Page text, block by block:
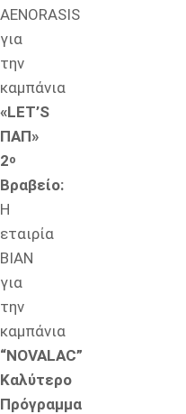
AENORASIS
για
την
καμπάνια
«LET’S
ΠΑΠ»
2ο
Βραβείο:
Η
εταιρία
ΒΙΑΝ
για
την
καμπάνια
“NOVALAC”
Καλύτερο
Πρόγραμμα